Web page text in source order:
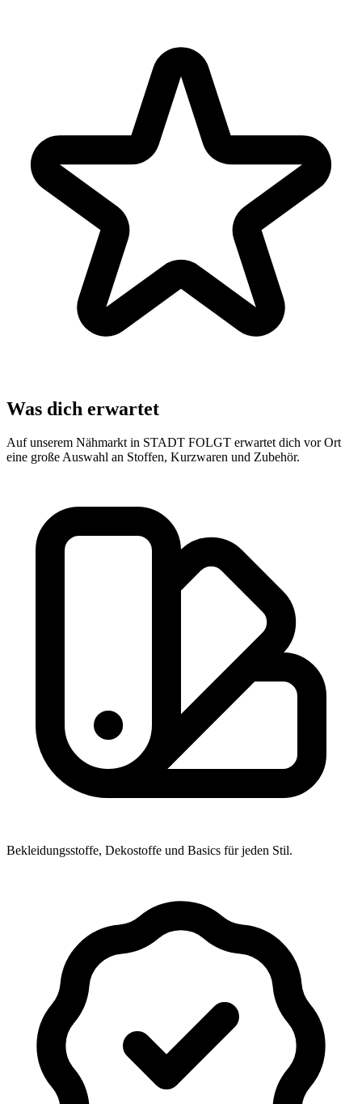
Was dich erwartet
Auf unserem Nähmarkt in STADT FOLGT erwartet dich vor Ort
eine große Auswahl an Stoffen, Kurzwaren und Zubehör.
Bekleidungsstoffe, Dekostoffe und Basics für jeden Stil.